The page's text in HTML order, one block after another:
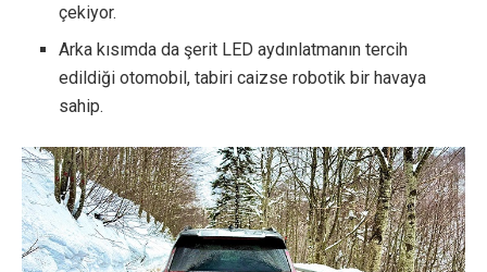
çekiyor.
Arka kısımda da şerit LED aydınlatmanın tercih
edildiği otomobil, tabiri caizse robotik bir havaya
sahip.